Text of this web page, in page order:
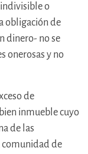
indivisible o
obligación de
dinero- no se
onerosas y no
de
inmueble cuyo
de las
comunidad de